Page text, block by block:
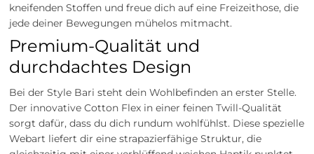
kneifenden Stoffen und freue dich auf eine Freizeithose, die
jede deiner Bewegungen mühelos mitmacht.
Premium-Qualität und
durchdachtes Design
Bei der Style Bari steht dein Wohlbefinden an erster Stelle.
Der innovative Cotton Flex in einer feinen Twill-Qualität
sorgt dafür, dass du dich rundum wohlfühlst. Diese spezielle
Webart liefert dir eine strapazierfähige Struktur, die